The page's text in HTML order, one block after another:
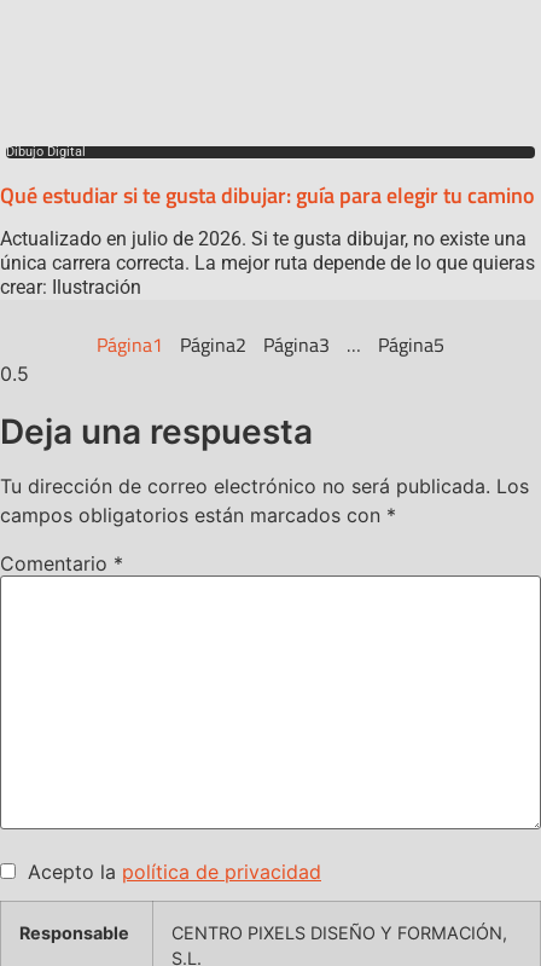
Dibujo Digital
Qué estudiar si te gusta dibujar: guía para elegir tu camino
Actualizado en julio de 2026. Si te gusta dibujar, no existe una
única carrera correcta. La mejor ruta depende de lo que quieras
crear: Ilustración
Página1 Página2 Página3 … Página5
Deja una respuesta
Tu dirección de correo electrónico no será publicada. Los
campos obligatorios están marcados con *
Comentario *
Acepto la política de privacidad
Responsable
CENTRO PIXELS DISEÑO Y FORMACIÓN,
S.L.